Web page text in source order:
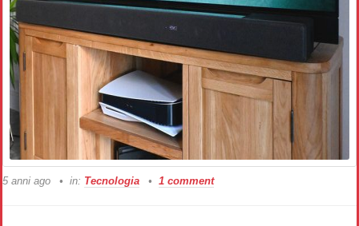
5 anni ago in: Tecnologia 1 comment